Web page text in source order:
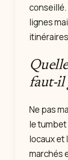
lignes
faut-il
Ne pas
le
locaux et
marchés